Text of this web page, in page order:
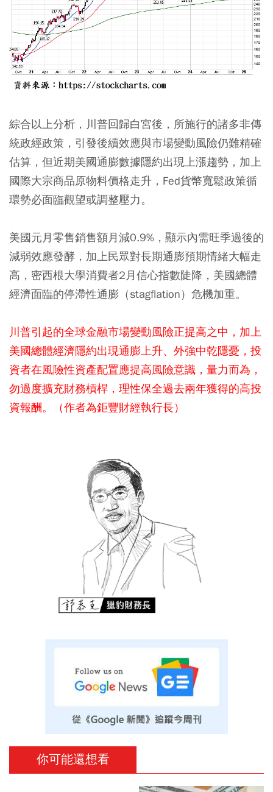
綜合以上分析，川普回歸白宮後，所施行的諸多非傳
統政經政策，引發後續效應與市場變動風險仍難精確
估算，但近期美國通膨數據隱約出現上漲趨勢，加上
國際大宗商品原物料價格走升，Fed貨幣寬鬆政策循
環勢必面臨觀望或調整壓力。
美國元月零售銷售額月減0.9%，顯示內需旺季過後的
減弱效應發酵，加上民眾對長期通膨預期情緒大幅走
高，密西根大學消費者2月信心指數陡降，美國總體
經濟面臨的停滯性通膨（stagflation）危機加重。
川普引起的全球金融市場變動風險正提高之中，加上
美國總體經濟隱約出現通膨上升、外強中乾隱憂，投
資者在風險性資產配置應提高風險意識，量力而為，
勿過度擴充財務槓桿，理性保全過去兩年獲得的高投
資報酬。（作者為鉅豐財經執行長）
你可能還想看